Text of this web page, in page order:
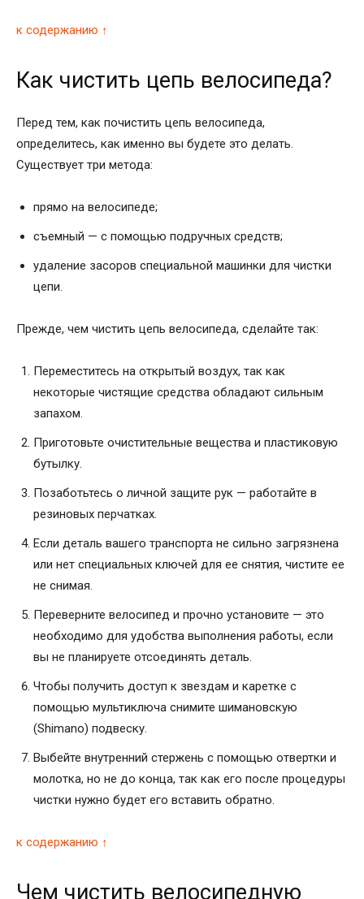
к содержанию ↑
Как чистить цепь велосипеда?
Перед тем, как почистить цепь велосипеда,
определитесь, как именно вы будете это делать.
Существует три метода:
прямо на велосипеде;
съемный — с помощью подручных средств;
удаление засоров специальной машинки для чистки
цепи.
Прежде, чем чистить цепь велосипеда, сделайте так:
Переместитесь на открытый воздух, так как
некоторые чистящие средства обладают сильным
запахом.
Приготовьте очистительные вещества и пластиковую
бутылку.
Позаботьтесь о личной защите рук — работайте в
резиновых перчатках.
Если деталь вашего транспорта не сильно загрязнена
или нет специальных ключей для ее снятия, чистите ее
не снимая.
Переверните велосипед и прочно установите — это
необходимо для удобства выполнения работы, если
вы не планируете отсоединять деталь.
Чтобы получить доступ к звездам и каретке с
помощью мультиключа снимите шимановскую
(Shimano) подвеску.
Выбейте внутренний стержень с помощью отвертки и
молотка, но не до конца, так как его после процедуры
чистки нужно будет его вставить обратно.
к содержанию ↑
Чем чистить велосипедную